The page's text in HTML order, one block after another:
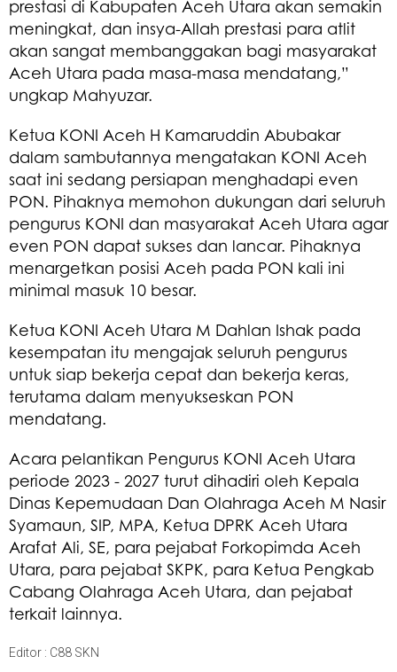
prestasi di Kabupaten Aceh Utara akan semakin
meningkat, dan insya-Allah prestasi para atlit
akan sangat membanggakan bagi masyarakat
Aceh Utara pada masa-masa mendatang,”
ungkap Mahyuzar.
Ketua KONI Aceh H Kamaruddin Abubakar
dalam sambutannya mengatakan KONI Aceh
saat ini sedang persiapan menghadapi even
PON. Pihaknya memohon dukungan dari seluruh
pengurus KONI dan masyarakat Aceh Utara agar
even PON dapat sukses dan lancar. Pihaknya
menargetkan posisi Aceh pada PON kali ini
minimal masuk 10 besar.
Ketua KONI Aceh Utara M Dahlan Ishak pada
kesempatan itu mengajak seluruh pengurus
untuk siap bekerja cepat dan bekerja keras,
terutama dalam menyukseskan PON
mendatang.
Acara pelantikan Pengurus KONI Aceh Utara
periode 2023 - 2027 turut dihadiri oleh Kepala
Dinas Kepemudaan Dan Olahraga Aceh M Nasir
Syamaun, SIP, MPA, Ketua DPRK Aceh Utara
Arafat Ali, SE, para pejabat Forkopimda Aceh
Utara, para pejabat SKPK, para Ketua Pengkab
Cabang Olahraga Aceh Utara, dan pejabat
terkait lainnya.
Editor : C88 SKN